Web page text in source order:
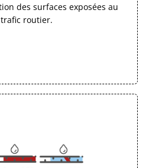
des surfaces exposées au
trafic routier.